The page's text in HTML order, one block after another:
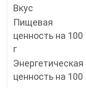
Вкус
Пищевая
ценность на 100
г
Энергетическая
ценность на 100